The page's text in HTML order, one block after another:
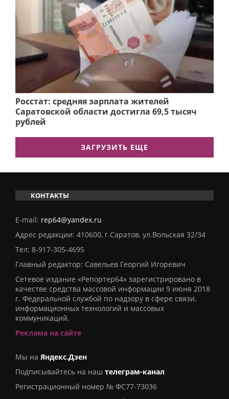
Росстат: средняя зарплата жителей
Саратовской области достигла 69,5 тысяч
рублей
ЗАГРУЗИТЬ ЕЩЕ
КОНТАКТЫ
E-mail: rep64@yandex.ru
Адрес редакции: 410600, г.Саратов, ул.Вольская 32/34
Тел: 8-917-305-4695
Главный редактор: Савельев Георгий Игоревич
Сетевое издание «Репортер64» зарегистрировано в
качестве средства массовой информации 9 июня 2018
г. Федеральной службой по надзору в сфере связи,
информационных технологий и массовых
коммуникаций.
Реклама на сайте
Мы на Яндекс.Дзен
Подписывайтесь на наш телеграм-канал
Регистрационный номер № ФС77-73036